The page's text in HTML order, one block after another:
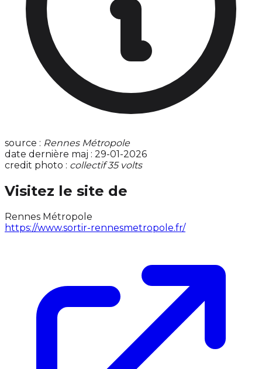
source : Rennes Métropole
date dernière maj : 29-01-2026
credit photo : collectif 35 volts
Visitez le site de
Rennes Métropole
https://www.sortir-rennesmetropole.fr/